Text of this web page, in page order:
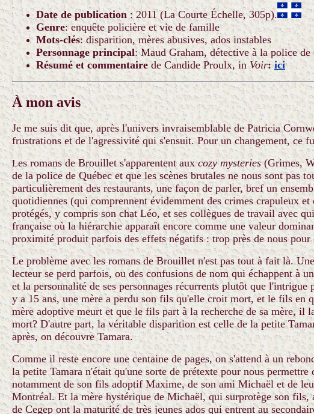
Date de publication: 2011 (La Courte Échelle, 305p).
Genre: enquête policière et vie de famille
Mots-clés: disparition, mères abusives, ados instables
Personnage principal: Maud Graham, détective à la police de
Résumé et commentairede Candide Proulx, inVoir:ici
À mon avis
Je me suis dit que, après l'univers invraisemblable de Patricia
frustrations et de l'agressivité qui s'ensuit. Pour un changement, ce
Les romans de Brouillet s'apparentent auxcozy mysteries(Grimes,
de la police de Québec et que les scènes brutales ne nous sont pas
particulièrement des restaurants, une façon de parler, bref un
quotidiennes (qui comprennent évidemment des crimes crapuleux
protégés, y compris son chat Léo, et ses collègues de travail avec
française où la hiérarchie apparaît encore comme une valeur
proximité produit parfois des effets négatifs : trop près de nous
Le problème avec les romans de Brouillet n'est pas tout à fait là.
lecteur se perd parfois, ou des confusions de nom qui échappent à
et la personnalité de ses personnages récurrents plutôt que
y a 15 ans, une mère a perdu son fils qu'elle croit mort, et le fils en
mère adoptive meurt et que le fils part à la recherche de sa mère,
mort? D'autre part, la véritable disparition est celle de la petite
après, on découvre Tamara.
Comme il reste encore une centaine de pages, on s'attend à un
la petite Tamara n'était qu'une sorte de prétexte pour nous
notamment de son fils adoptif Maxime, de son ami Michaël et de
Montréal. Et la mère hystérique de Michaël, qui surprotège son
de Cegep ont la maturité de très jeunes ados qui entrent au